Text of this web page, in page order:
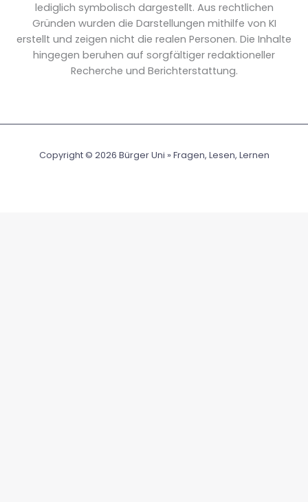
lediglich symbolisch dargestellt. Aus rechtlichen
Gründen wurden die Darstellungen mithilfe von KI
erstellt und zeigen nicht die realen Personen. Die Inhalte
hingegen beruhen auf sorgfältiger redaktioneller
Recherche und Berichterstattung.
Copyright © 2026 Bürger Uni » Fragen, Lesen, Lernen